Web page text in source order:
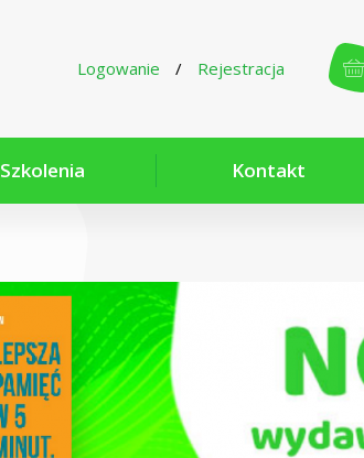
Logowanie / Rejestracja
Szkolenia Kontakt